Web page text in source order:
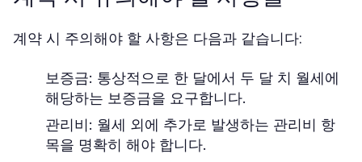
계약 시 주의해야 할 사항은 다음과 같습니다:
보증금: 통상적으로 한 달에서 두 달 치 월세에
해당하는 보증금을 요구합니다.
관리비: 월세 외에 추가로 발생하는 관리비 항
목을 명확히 해야 합니다.